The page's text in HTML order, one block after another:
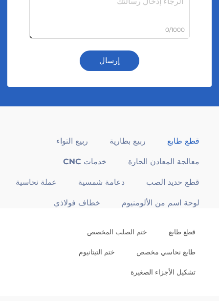
0/1000
إرسال
قطع طابع ربيع بطارية ربيع التواء
معالجة المعادن الحارة خدمات CNC
قطع حديد الصب دعامة شمسية عملة نحاسية
لوحة اسم من الألومنيوم خطاف فولاذي
قطع طابع ختم الصلب المخصص
طابع نحاسي مخصص ختم التيتانيوم
تشكيل الأجزاء الصغيرة